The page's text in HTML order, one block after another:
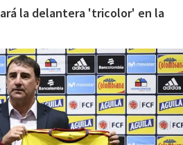
la delantera 'tricolor' en la